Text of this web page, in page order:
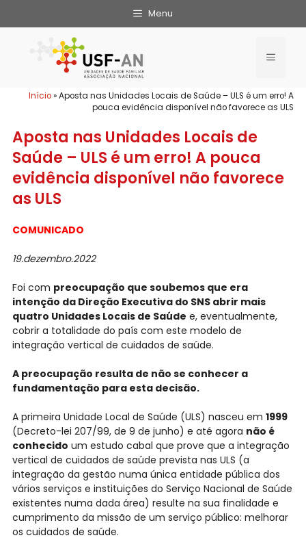
Menu
Início»Aposta nas Unidades Locais de Saúde – ULS é um erro! A
pouca evidência disponível não favorece as ULS
Aposta nas Unidades Locais de
Saúde – ULS é um erro! A pouca
evidência disponível não favorece
as ULS
COMUNICADO
19.dezembro.2022
Foi com preocupação que soubemos que era
intenção da Direção Executiva do SNS abrir mais
quatro Unidades Locais de Saúde e, eventualmente,
cobrir a totalidade do país com este modelo de
integração vertical de cuidados de saúde.
A preocupação resulta de não se conhecer a
fundamentação para esta decisão.
A primeira Unidade Local de Saúde (ULS) nasceu em 1999
(Decreto-lei 207/99, de 9 de junho) e até agora não é
conhecido um estudo cabal que prove que a integração
vertical de cuidados de saúde prevista nas ULS (a
integração da gestão numa única entidade pública dos
vários serviços e instituições do Serviço Nacional de Saúde
existentes numa dada área) resulte na sua finalidade e
cumprimento da missão de um serviço público: melhorar
os cuidados de saúde.